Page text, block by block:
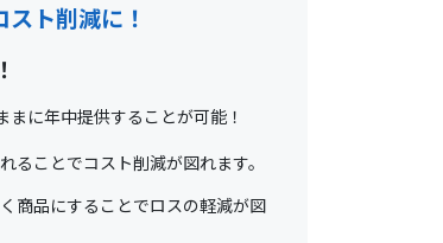
ト削減に！
に年中提供することが可能！
ることでコスト削減が図れます。
商品にすることでロスの軽減が図